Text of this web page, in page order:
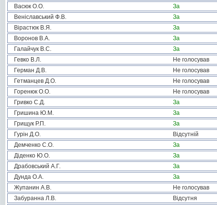
Васюк О.О.
За
Веніславський Ф.В.
За
Вірастюк В.Я.
За
Воронов В.А.
За
Галайчук В.С.
За
Гевко В.Л.
Не голосував
Герман Д.В.
Не голосував
Гетманцев Д.О.
Не голосував
Горенюк О.О.
Не голосував
Гривко С.Д.
За
Гришина Ю.М.
За
Грищук Р.П.
За
Гурін Д.О.
Відсутній
Демченко С.О.
За
Діденко Ю.О.
За
Драбовський А.Г.
За
Дунда О.А.
За
Жупанин А.В.
Не голосував
Забуранна Л.В.
Відсутня